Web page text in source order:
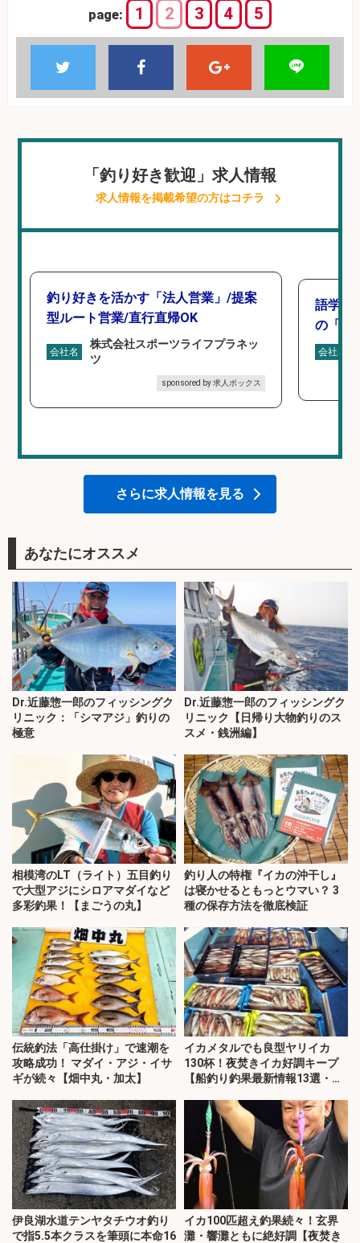
page: 1 2 3 4 5
「釣り好き歓迎」求人情報
求人情報を掲載希望の方はコチラ
釣り好きを活かす「法人営業」/提案
型ルート営業/直行直帰OK
会社名
株式会社スポーツライフプラネッ
ツ
sponsored by 求人ボックス
語学力
の「海
会社名
さらに求人情報を見る
あなたにオススメ
Dr.近藤惣一郎のフィッシングク
リニック：「シマアジ」釣りの
極意
Dr.近藤惣一郎のフィッシングク
リニック【日帰り大物釣りのス
スメ・銭洲編】
相模湾のLT（ライト）五目釣り
で大型アジにシロアマダイなど
多彩釣果！【まごうの丸】
釣り人の特権『イカの沖干し』
は寝かせるともっとウマい？ 3
種の保存方法を徹底検証
伝統釣法「高仕掛け」で速潮を
攻略成功！ マダイ・アジ・イサ
ギが続々【畑中丸・加太】
イカメタルでも良型ヤリイカ
130杯！夜焚きイカ好調キープ
【船釣り釣果最新情報13選・玄
伊良湖水道テンヤタチウオ釣り
で指5.5本クラスを筆頭に本命16
イカ100匹超え釣果続々！玄界
灘・響灘ともに絶好調【夜焚き